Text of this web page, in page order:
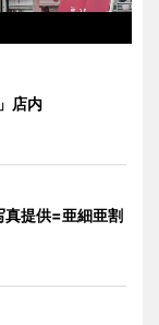
店内
真提供=亜細亜割